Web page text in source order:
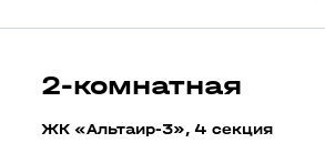
2-комнатная
ЖК «Альтаир-3», 4 секция